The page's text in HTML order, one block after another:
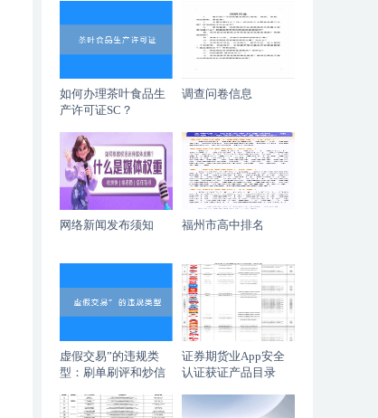
如何办理茶叶食品生
产许可证SC？
调查问卷信息
网络新闻发布须知 福州市高中排名
虚假交易”的违规类
型：刷单刷评和炒信
证券期货业App安全
认证获证产品目录